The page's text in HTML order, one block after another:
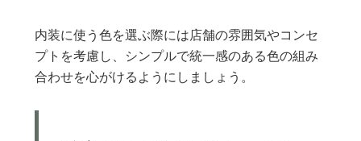
内装に使う色を選ぶ際には店舗の雰囲気やコンセ
プトを考慮し、シンプルで統一感のある色の組み
合わせを心がけるようにしましょう。